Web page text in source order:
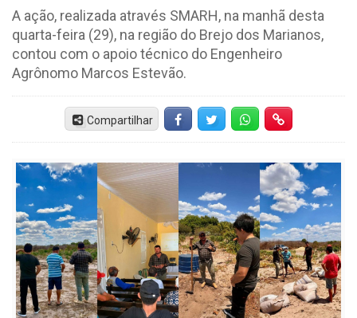
A ação, realizada através SMARH, na manhã desta
quarta-feira (29), na região do Brejo dos Marianos,
contou com o apoio técnico do Engenheiro
Agrônomo Marcos Estevão.
Compartilhar FacebookTwitter Whatsapp